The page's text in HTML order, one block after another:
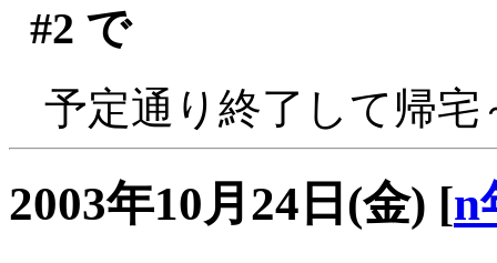
#2 で
予定通り終了して帰宅
2003年10月24日(金) [n